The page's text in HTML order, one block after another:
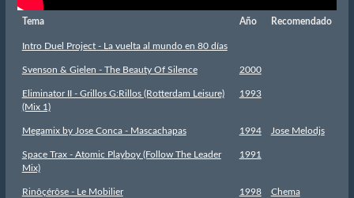
Tema Año Recomendado
Intro Duel Project - La vuelta al mundo en 80 días
Svenson & Gielen - The Beauty Of Silence 2000
Eliminator II - Grillos G:Rillos (Rotterdam Leisure)
(Mix 1)
1993
Megamix by Jose Conca - Mascachapas 1994 Jose Melodjs
Space Trax - Atomic Playboy (Follow The Leader
Mix)
1991
Rinôçérôse - Le Mobilier 1998 Chema